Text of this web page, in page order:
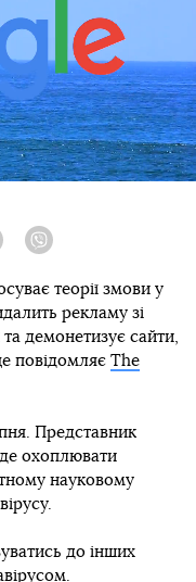
TelegramViber
теорії змови у
рекламу зі
та демонетизує сайти,
повідомляє The
Представник
охоплювати
науковому
до інших